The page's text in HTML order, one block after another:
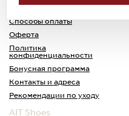
Доставка
Способы оплаты
Оферта
Политика
конфиденциальности
Бонусная программа
Контакты и адреса
Рекомендации по уходу
AIT Shoes